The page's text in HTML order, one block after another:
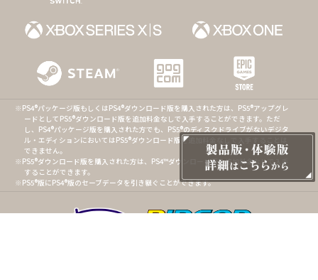
PS4®パッケージ版もしくはPS4®ダウンロード版を購入された方は、PS5®アップグレ
ードとしてPS5®ダウンロード版を追加料金なしで入手することができます。ただ
し、PS4®パッケージ版を購入された方でも、PS5®のディスクドライブがないデジタ
ル・エディションにおいてはPS5®ダウンロード版を追加料金なしで入手することは
できません。
PS5®ダウンロード版を購入された方は、PS4™ダウンロード版を追加料金なしで入手
することができます。
PS5®版にPS4®版のセーブデータを引き継ぐことができます。